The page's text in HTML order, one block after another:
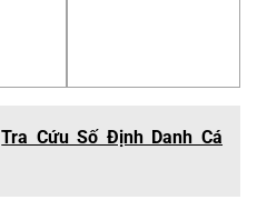
Tra Cứu Số Định Danh Cá